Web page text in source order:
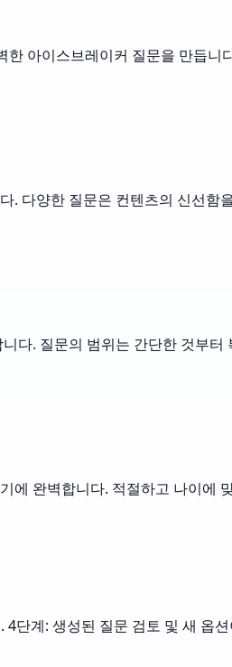
아이스브레이커 질문을 만듭니
. 다양한 질문은 컨텐츠의 신선함
다. 질문의 범위는 간단한 것부터
에 완벽합니다. 적절하고 나이에
단계: 생성된 질문 검토 및 새 옵